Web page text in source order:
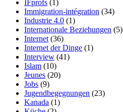
IFprofs (1)
Immigration-intégration (34)
Industrie 4.0 (1)
Internationale Beziehungen (5)
Internet (36)
Internet der Dinge (1)
Interview (41)
Islam (10)
Jeunes (20)
Jobs (9)
Jugendbegegnungen (23)
Kanada (1)